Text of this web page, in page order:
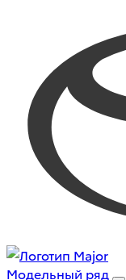
Модельный ряд